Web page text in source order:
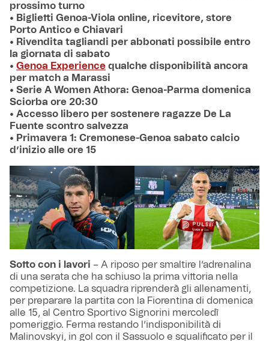
prossimo turno
• Biglietti Genoa-Viola online, ricevitore, store
Porto Antico e Chiavari
• Rivendita tagliandi per abbonati possibile entro
la giornata di sabato
• Genoa Experience qualche disponibilità ancora
per match a Marassi
• Serie A Women Athora: Genoa-Parma domenica
Sciorba ore 20:30
• Accesso libero per sostenere ragazze De La
Fuente scontro salvezza
• Primavera 1: Cremonese-Genoa sabato calcio
d’inizio alle ore 15
Sotto con i lavori – A riposo per smaltire l’adrenalina
di una serata che ha schiuso la prima vittoria nella
competizione. La squadra riprenderà gli allenamenti,
per preparare la partita con la Fiorentina di domenica
alle 15, al Centro Sportivo Signorini mercoledì
pomeriggio. Ferma restando l’indisponibilità di
Malinovskyi, in gol con il Sassuolo e squalificato per il